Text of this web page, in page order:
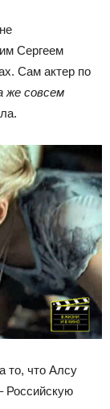
Сергеем
Сам актер по
же совсем
то, что Алсу
Российскую